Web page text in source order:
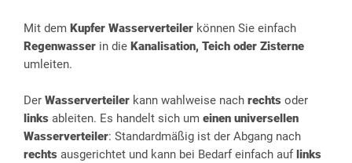
Mit dem Kupfer Wasserverteiler können Sie einfach
Regenwasser in die Kanalisation, Teich oder Zisterne
umleiten.
Der Wasserverteiler kann wahlweise nach rechts oder
links ableiten. Es handelt sich um einen universellen
Wasserverteiler: Standardmäßig ist der Abgang nach
rechts ausgerichtet und kann bei Bedarf einfach auflinks